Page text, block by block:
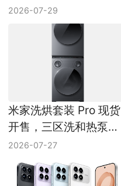
缠绕
2026-07-29
米家洗烘套装 Pro 现货
开售，三区洗和热泵烘
干成看点
2026-07-27